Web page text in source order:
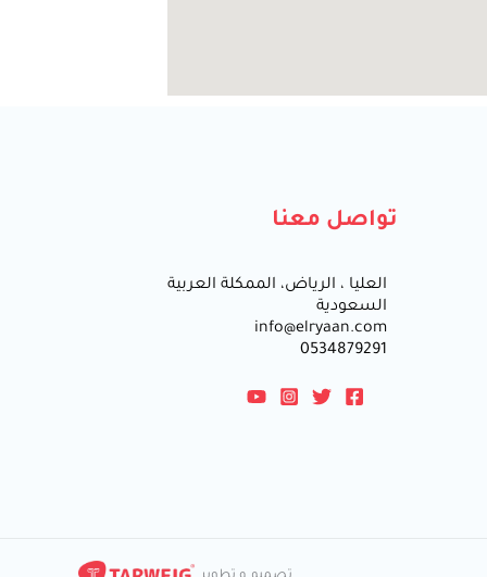
تواصل معنا
العليا ، الرياض، الممكلة العربية
السعودية
info@elryaan.com
0534879291